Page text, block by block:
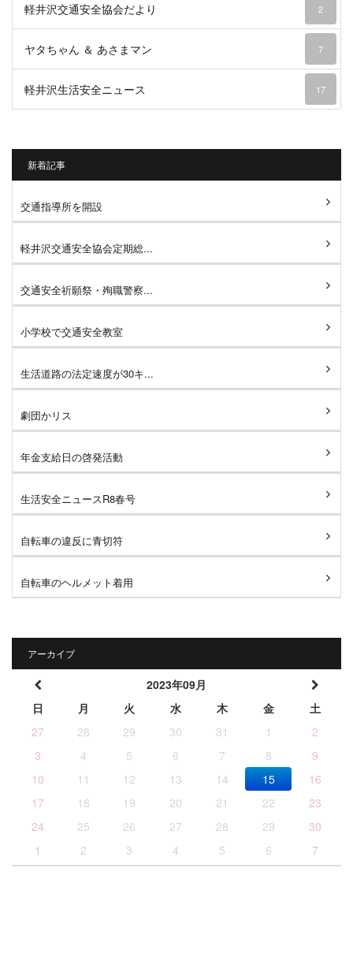
軽井沢交通安全協会だより 2
ヤタちゃん ＆ あさまマン 7
軽井沢生活安全ニュース 17
新着記事
交通指導所を開設
軽井沢交通安全協会定期総...
交通安全祈願祭・殉職警察...
小学校で交通安全教室
生活道路の法定速度が30キ...
劇団かリス
年金支給日の啓発活動
生活安全ニュースR8春号
自転車の違反に青切符
自転車のヘルメット着用
アーカイブ
2023年09月
日
月 火 水 木 金
土
27
28 29 30 31 1
2
3
4 5 6 7 8
9
10
11 12 13 14 15
16
17
18 19 20 21 22
23
24
25 26 27 28 29
30
1
2 3 4 5 6 7